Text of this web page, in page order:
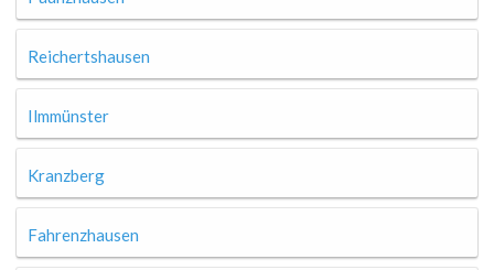
Reichertshausen
Ilmmünster
Kranzberg
Fahrenzhausen